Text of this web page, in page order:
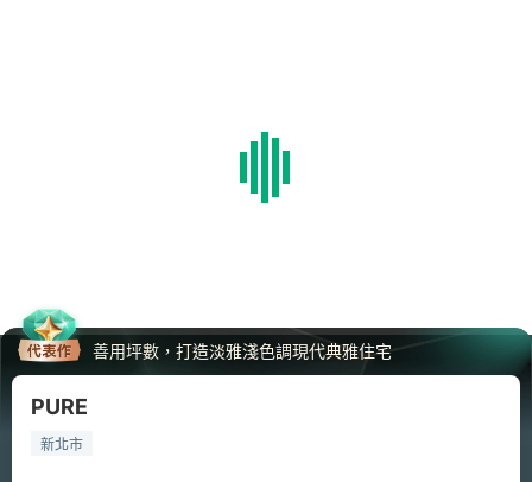
善用坪數，打造淡雅淺色調現代典雅住宅
PURE
新北市